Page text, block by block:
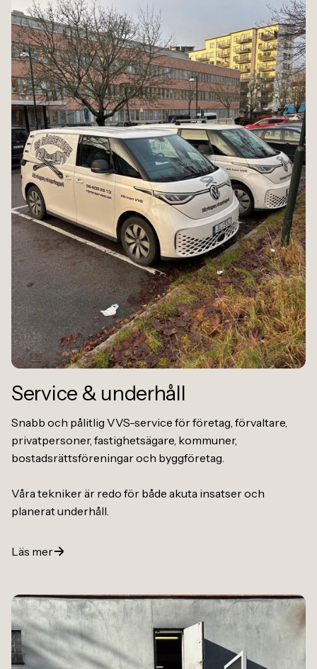
Service &underhåll
Snabb och pålitlig VVS-service för företag, förvaltare,
privatpersoner, fastighetsägare, kommuner,
bostadsrättsföreningar och byggföretag.
Våra tekniker är redo för både akuta insatser och
planerat underhåll.
Läs mer